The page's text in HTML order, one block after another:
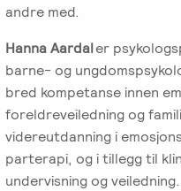
andre med.
Hanna Aardaler
barne- og
bred kompetanse innen
foreldreveiledning og
videreutdanning i
parterapi, og i tillegg til
undervisning og